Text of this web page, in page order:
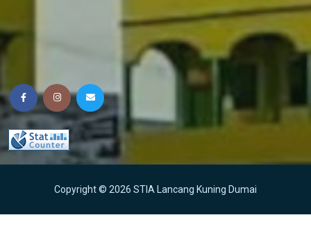
Copyright © 2026 STIA Lancang Kuning Dumai